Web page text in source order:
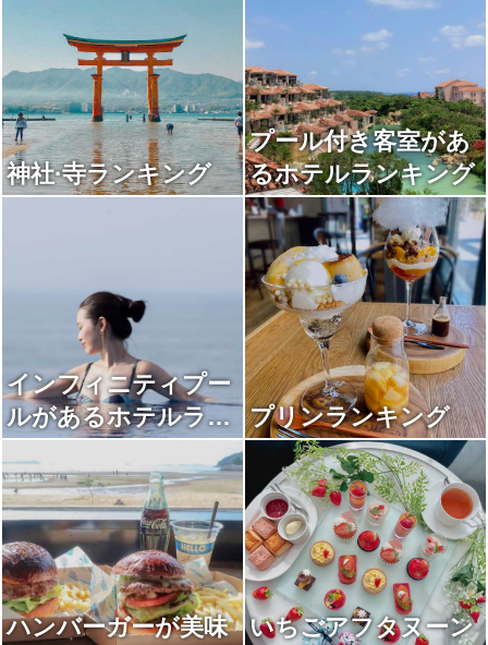
神社·寺ランキング
プール付き客室があ
るホテルランキング
インフィニティプー
ルがあるホテルラン
プリンランキング
ハンバーガーが美味
いちごアフタヌーン